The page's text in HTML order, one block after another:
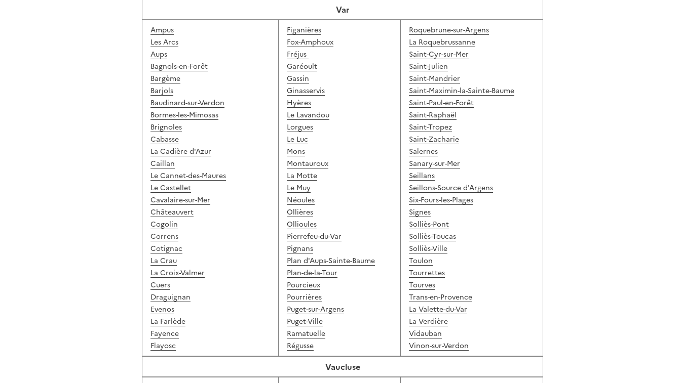
Var
Ampus
Les Arcs
Aups
Bagnols-en-Forêt
Bargème
Barjols
Baudinard-sur-Verdon
Bormes-les-Mimosas
Brignoles
Cabasse
La Cadière d'Azur
Caillan
Le Cannet-des-Maures
Le Castellet
Cavalaire-sur-Mer
Châteauvert
Cogolin
Correns
Cotignac
La Crau
La Croix-Valmer
Cuers
Draguignan
Evenos
La Farlède
Fayence
Flayosc
Figanières
Fox-Amphoux
Fréjus
Garéoult
Gassin
Ginasservis
Hyères
Le Lavandou
Lorgues
Le Luc
Mons
Montauroux
La Motte
Le Muy
Néoules
Ollières
Ollioules
Pierrefeu-du-Var
Pignans
Plan d'Aups-Sainte-Baume
Plan-de-la-Tour
Pourcieux
Pourrières
Puget-sur-Argens
Puget-Ville
Ramatuelle
Régusse
Roquebrune-sur-Argens
La Roquebrussanne
Saint-Cyr-sur-Mer
Saint-Julien
Saint-Mandrier
Saint-Maximin-la-Sainte-Baume
Saint-Paul-en-Forêt
Saint-Raphaël
Saint-Tropez
Saint-Zacharie
Salernes
Sanary-sur-Mer
Seillans
Seillons-Source d'Argens
Six-Fours-les-Plages
Signes
Solliès-Pont
Solliès-Toucas
Solliès-Ville
Toulon
Tourrettes
Tourves
Trans-en-Provence
La Valette-du-Var
La Verdière
Vidauban
Vinon-sur-Verdon
Vaucluse